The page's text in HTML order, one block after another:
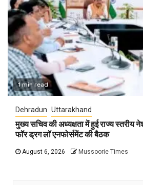
1 min read
Dehradun Uttarakhand
मुख्य सचिव की अध्यक्षता में हुई राज्य
फॉर ड्रग लॉ एनफोर्समेंट की बैठक
August 6, 2026 Mussoorie Times